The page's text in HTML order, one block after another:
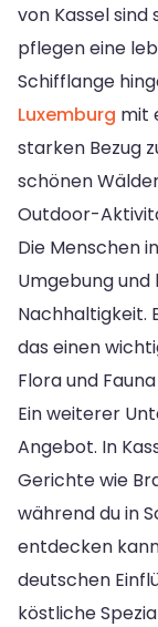
von Kassel
pflegen eine
Schifflange
Luxemburg mit
starken Bezug
schönen
Outdoor-
Die Menschen
Umgebung
Nachhaltigkeit.
das einen
Flora und
Ein weiterer
Angebot. In
Gerichte wie
während du in
entdecken
deutschen
köstliche